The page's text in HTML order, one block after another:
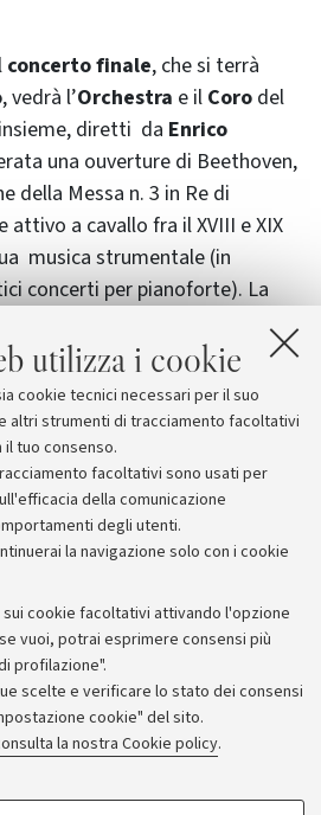
utilizza i cookie
cookie tecnici necessari per il suo
altri strumenti di tracciamento facoltativi
tuo consenso.
facoltativi sono usati per
della comunicazione
degli utenti.
la navigazione solo con i cookie
cookie facoltativi attivando l'opzione
vuoi, potrai esprimere consensi più
profilazione".
scelte e verificare lo stato dei consensi
cookie" del sito.
la nostra Cookie policy.
- FACOLTATIVI
concerto finale, che si terrà
, vedrà l’Orchestra e il Coro del
insieme, diretti da Enrico
una ouverture di Beethoven,
della Messa n. 3 in Re di
a cavallo fra il XVIII e XIX
musica strumentale (in
concerti per pianoforte). La
sacra si concentra nel periodo
Esterházy a Eisenstadt e,
e pubblicata sia a Vienna
di ascoltarla oggi sono rare,
più imperdibile.
Archivio
stampa
Redazione
stampa